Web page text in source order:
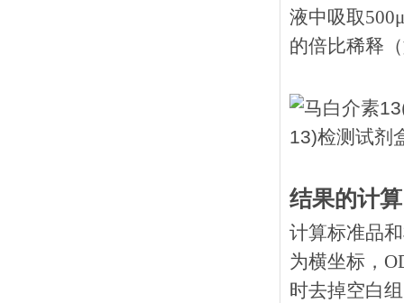
液中吸取
的倍比稀释
结果的计算
计算标准品
为横坐标，
时去掉空白